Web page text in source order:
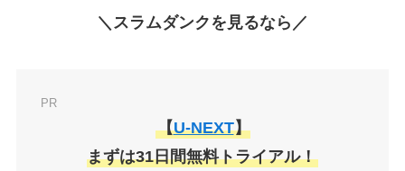
＼スラムダンクを見るなら／
PR
【U-NEXT】
まずは31日間無料トライアル！